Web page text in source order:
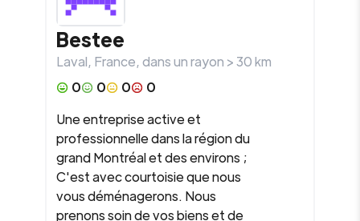
Bestee
Laval, France, dans un rayon >30km
0
0 0
0
Une entreprise active et
professionnelle dans la région du
grand Montréal et des environs ;
C'est avec courtoisie que nous
vous déménagerons. Nous
prenons soin de vos biens et de